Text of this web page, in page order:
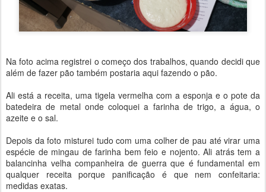
Na foto acima registrei o começo dos trabalhos, quando decidi que
além de fazer pão também postaria aqui fazendo o pão.
Ali está a receita, uma tigela vermelha com a esponja e o pote da
batedeira de metal onde coloquei a farinha de trigo, a água, o
azeite e o sal.
Depois da foto misturei tudo com uma colher de pau até virar uma
espécie de mingau de farinha bem feio e nojento. Ali atrás tem a
balancinha velha companheira de guerra que é fundamental em
qualquer receita porque panificação é que nem confeitaria:
medidas exatas.